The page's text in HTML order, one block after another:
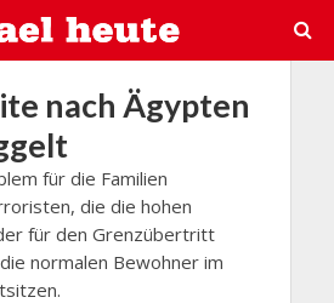
nach Ägypten
für die Familien
die die hohen
für den Grenzübertritt
normalen Bewohner im